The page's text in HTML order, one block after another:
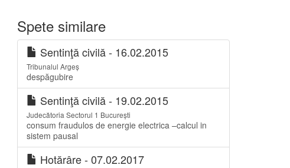
Spete similare
Sentinţă civilă - 16.02.2015
Tribunalul Argeș
despăgubire
Sentinţă civilă - 19.02.2015
Judecătoria Sectorul 1 București
consum fraudulos de energie electrica –calcul in
sistem pausal
Hotărâre - 07.02.2017